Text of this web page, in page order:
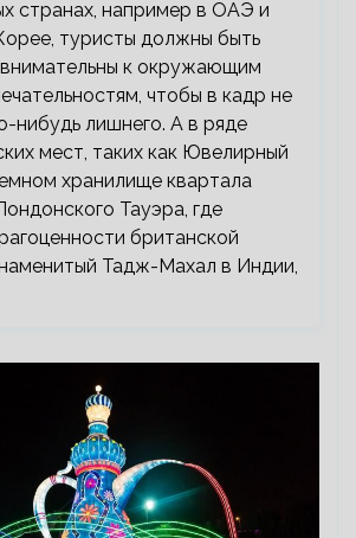
странах, например в ОАЭ и
туристы должны быть
к окружающим
чтобы в кадр не
нибудь лишнего. А в ряде
мест, таких как Ювелирный
хранилище квартала
Тауэра, где
британской
Тадж-Махал в Индии,